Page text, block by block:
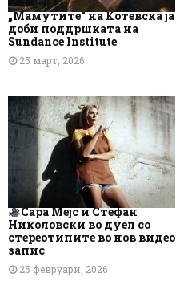
„Мамутите“ на Котевска ја
доби поддршката на
Sundance Institute
25 март, 2026
Сара Мејс и Стефан
Николовски во дуел со
стереотипите во нов видео
запис
25 февруари, 2026